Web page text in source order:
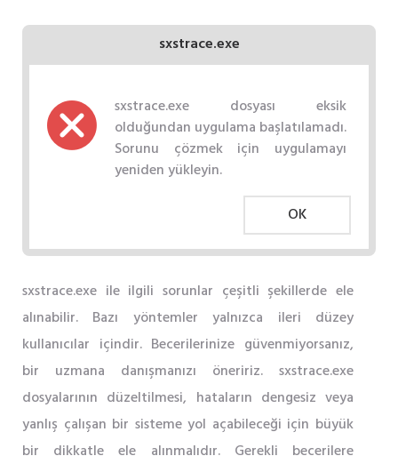
sxstrace.exe
sxstrace.exe dosyası eksik
olduğundan uygulama başlatılamadı.
Sorunu çözmek için uygulamayı
yeniden yükleyin.
OK
sxstrace.exe ile ilgili sorunlar çeşitli şekillerde ele
alınabilir. Bazı yöntemler yalnızca ileri düzey
kullanıcılar içindir. Becerilerinize güvenmiyorsanız,
bir uzmana danışmanızı öneririz. sxstrace.exe
dosyalarının düzeltilmesi, hataların dengesiz veya
yanlış çalışan bir sisteme yol açabileceği için büyük
bir dikkatle ele alınmalıdır. Gerekli becerilere